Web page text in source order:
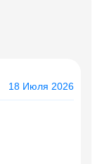
18 Июля 2026